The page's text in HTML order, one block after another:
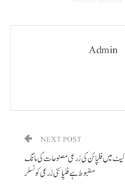
Admin
NEXT POST
میں فلپائن کی زرعی مصنوعات کی مانگ
مضبوط ہے فلپائنی زرعی کونسلر